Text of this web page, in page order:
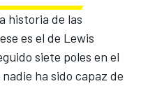
historia de las
es el de Lewis
siete poles en el
ha sido capaz de